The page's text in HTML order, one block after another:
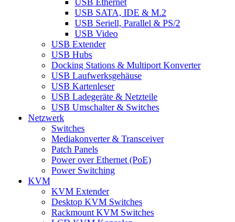
USB Ethernet
USB SATA, IDE & M.2
USB Seriell, Parallel & PS/2
USB Video
USB Extender
USB Hubs
Docking Stations & Multiport Konverter
USB Laufwerksgehäuse
USB Kartenleser
USB Ladegeräte & Netzteile
USB Umschalter & Switches
Netzwerk
Switches
Mediakonverter & Transceiver
Patch Panels
Power over Ethernet (PoE)
Power Switching
KVM
KVM Extender
Desktop KVM Switches
Rackmount KVM Switches